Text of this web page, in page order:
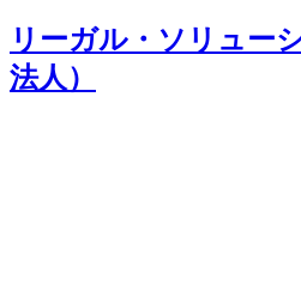
リーガル・ソリュー
法人）